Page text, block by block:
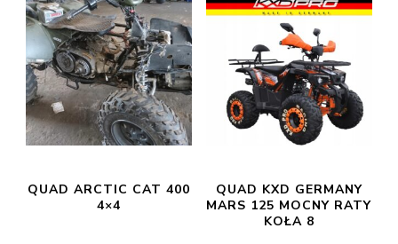
QUAD ARCTIC CAT 400
4×4
QUAD KXD GERMANY
MARS 125 MOCNY RATY
KOŁA 8